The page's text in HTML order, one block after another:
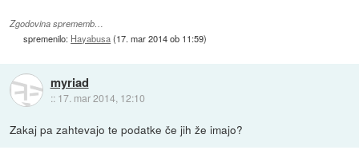
Zgodovina sprememb…
spremenilo: Hayabusa(17. mar 2014 ob 11:59)
myriad
:: 17. mar 2014, 12:10
Zakaj pa zahtevajo te podatke če jih že imajo?